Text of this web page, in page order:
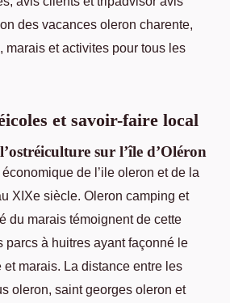
des vacances oleron charente,
marais et activites pour tous les
et savoir-faire local
sur l’île d’Oléron
de l’ile oleron et de la
XIXe siècle. Oleron camping et
du marais témoignent de cette
parcs à huitres ayant façonné le
marais. La distance entre les
oleron, saint georges oleron et